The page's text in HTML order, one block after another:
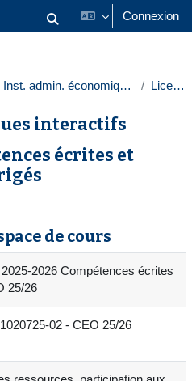
Activer/désactiver la saisie
Connexion
EDS - Inst. admin. économique et sociale Licences
interactifs
écrites et
de cours
2026 Compétences écrites
25/26
02 - CEO 25/26